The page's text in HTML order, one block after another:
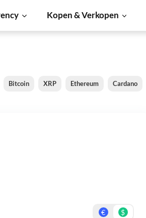
Kopen & Verkopen
Bitcoin XRP Ethereum Cardano
€ $